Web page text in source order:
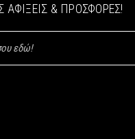
ΑΦΊΞΕΙΣ & ΠΡΟΣΦΟΡΈΣ!